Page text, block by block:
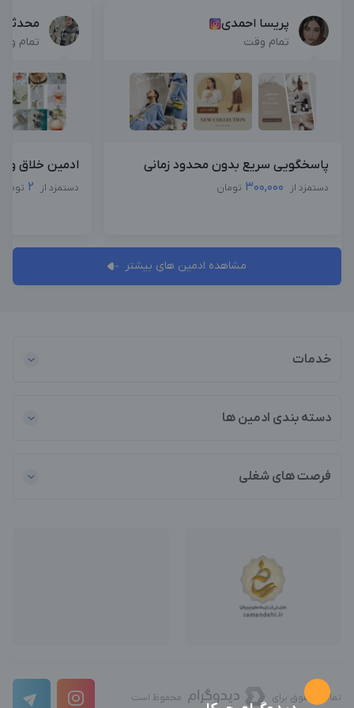
پریسا احمدی
تمام وقت
پاسخگویی سریع بدون محدود زمانی
دستمزد از 300,000 تومان
محدثه
تمام
ادمین خلاق و
دستمزد از 2 تومان
مشاهده ادمین های بیشتر
خدمات
دسته بندی ادمین ها
فرصت های شغلی
تمامی حقوق برای محفوظ است